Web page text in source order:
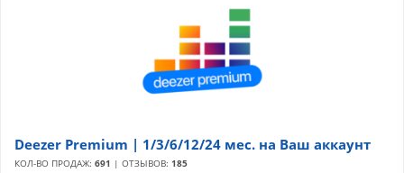
Deezer Premium | 1/3/6/12/24 мес. на Ваш аккаунт
КОЛ-ВО ПРОДАЖ: 691 | ОТЗЫВОВ: 185